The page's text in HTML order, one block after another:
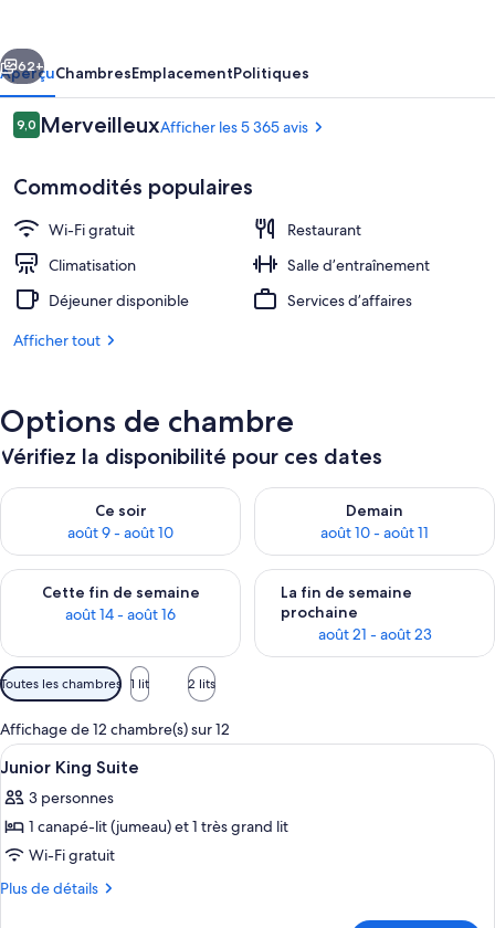
London
Heathrow
Terminal
and
2 bars-salons
Suivant
62+
AperçuChambresEmplacementPolitiques
Avis
9,09,0 sur 10 –
MerveilleuxAfficher les 5 365 avis
Commodités populaires
Wi-Fi gratuit
Restaurant
Climatisation
Salle d’entraînement
Déjeuner disponible
Services d’affaires
Afficher tout
Options de chambre
Vérifiez la disponibilité pour ces dates
Ce soir
août 9 - août 10
Vérifier la disponibilité pour ce soir août 9 - août 10
Demain
août 10 - août 11
Vérifier la disponibilité pour
Cette fin de semaine
août 14 - août 16
Vérifier la disponibilité pour cette fin de semaine août 14 -
La fin de semaine
prochaine
août 21 - août 23
Vérifier la disponibilité pour
Filtres
disponibles
pour
les
chambres
Toutes les chambres 1 lit 2 lits
Affichage de 12 chambre(s) sur 12
Afficher
toutes
les
photos
pour
ce
Coffre-fort, rideaux
8
Junior King Suite
3 personnes
1 canapé-lit (jumeau) et 1 très grand lit
Wi-Fi gratuit
Plus de détails
Plus